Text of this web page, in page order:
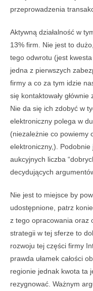
przeprowadzenia
Aktywną działalność w
13% firm. Nie jest to
tego odwrotu (jest
jedna z pierwszych
firmy a co za tym idzie
się kontaktowały
Nie da się ich zdobyć w
elektroniczny polega w
(niezależnie co powiemy
elektroniczny,).
aukcyjnych liczba
decydujących
Nie jest to miejsce by
udostępnione, patrz
z tego opracowania oraz
strategii w tej sferze to
rozwoju tej części firmy
prawda ułamek całości
regionie jednak kwota ta
rezygnować. Ważnym